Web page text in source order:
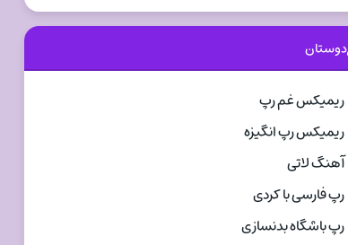
دوستان
ریمیکس غم رپ
ریمیکس رپ انگیزه
آهنگ لاتی
رپ فارسی با کردی
رپ باشگاه بدنسازی